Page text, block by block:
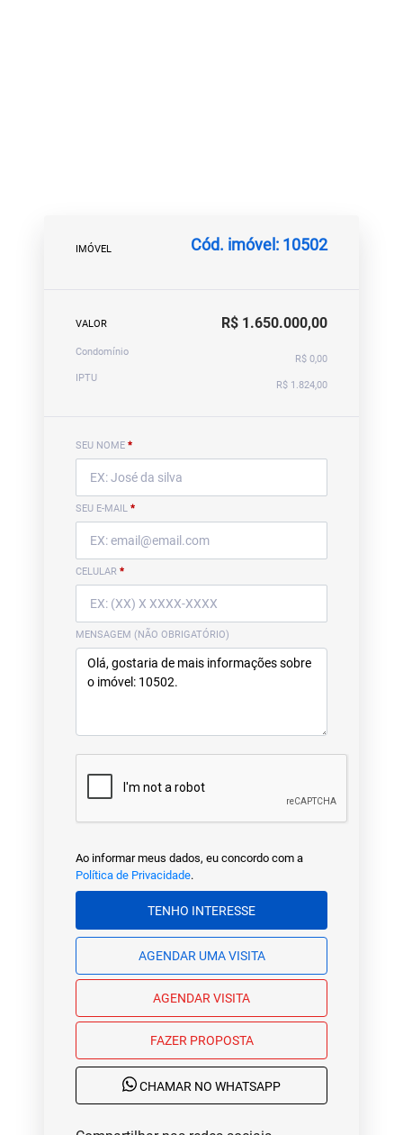
IMÓVEL Cód. imóvel: 10502
VALOR R$ 1.650.000,00
Condomínio
R$ 0,00
IPTU
R$ 1.824,00
SEU NOME *
SEU E-MAIL *
CELULAR *
MENSAGEM (NÃO OBRIGATÓRIO)
Ao informar meus dados, eu concordo com a
Política de Privacidade.
TENHO INTERESSE
AGENDAR UMA VISITA
AGENDAR VISITA
FAZER PROPOSTA
CHAMAR NO WHATSAPP